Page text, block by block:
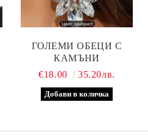
ГОЛЕМИ ОБЕЦИ С
КАМЪНИ
€18.00
35.20лв.